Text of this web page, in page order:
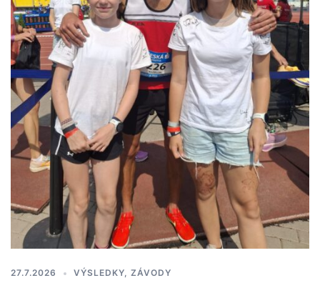
27.7.2026 VÝSLEDKY, ZÁVODY